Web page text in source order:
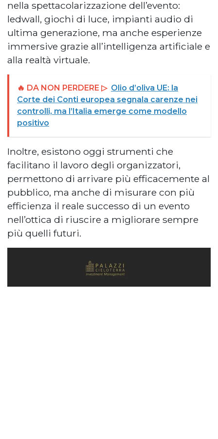
nella spettacolarizzazione dell’evento:
ledwall, giochi di luce, impianti audio di
ultima generazione, ma anche esperienze
immersive grazie all’intelligenza artificiale e
alla realtà virtuale.
🔥 DA NON PERDERE ▷ Olio d’oliva UE: la
Corte dei Conti europea segnala carenze nei
controlli, ma l’Italia emerge come modello
positivo
Inoltre, esistono oggi strumenti che
facilitano il lavoro degli organizzatori,
permettono di arrivare più efficacemente al
pubblico, ma anche di misurare con più
efficienza il reale successo di un evento
nell’ottica di riuscire a migliorare sempre
più quelli futuri.